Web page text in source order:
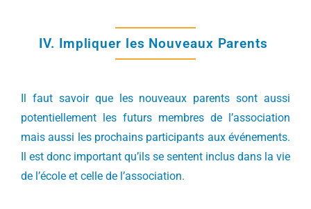
IV. Impliquer les Nouveaux Parents
Il faut savoir que les nouveaux parents sont aussi
potentiellement les futurs membres de l’association
mais aussi les prochains participants aux événements.
Il est donc important qu’ils se sentent inclus dans la vie
de l’école et celle de l’association.